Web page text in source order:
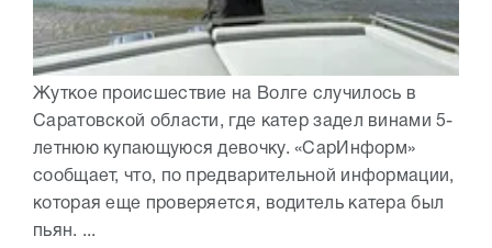
Жуткое происшествие на Волге случилось в
Саратовской области, где катер задел винами 5-
летнюю купающуюся девочку. «СарИнформ»
сообщает, что, по предварительной информации,
которая еще проверяется, водитель катера был
пьян. ...